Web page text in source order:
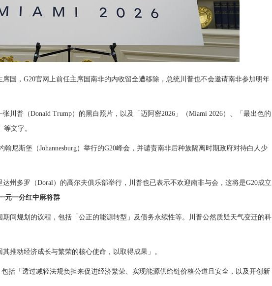
国，G20官网上前任主席国 南非的内收留全遭移除，总统川普也不会邀请南非参加明年
川普（Donald Trump）的黑白照片，以及「迈阿密2026」（Miami 2026）、「最出色的
等文字。
尼斯堡（Johannesburg）举行的G20峰会，并谴责南非后种族隔离时期政府对待白人少
州多罗（Doral）的高尔夫俱乐部举行，川普也已表示不欢迎南非与会，这将是G20成立
元一分红中麻将群
期间规划的议程，包括「公正的能源转型」及债务永续性等。川普公然质疑天气变迁的科
推动经济成长与繁荣的核心使命，以取得成果」。
括「透过减轻法规负担来促进经济繁荣、实现能源供给链价格公道且安全，以及开创新